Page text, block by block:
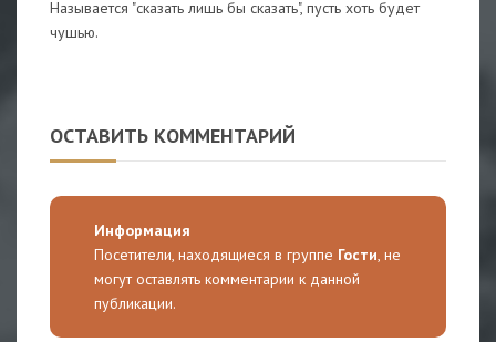
Называется "сказать лишь бы сказать", пусть хоть будет
чушью.
ОСТАВИТЬ КОММЕНТАРИЙ
Информация
Посетители, находящиеся в группе Гости, не
могут оставлять комментарии к данной
публикации.